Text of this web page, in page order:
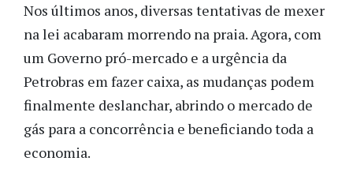
Nos últimos anos, diversas tentativas de mexer
na lei acabaram morrendo na praia. Agora, com
um Governo pró-mercado e a urgência da
Petrobras em fazer caixa, as mudanças podem
finalmente deslanchar, abrindo o mercado de
gás para a concorrência e beneficiando toda a
economia.